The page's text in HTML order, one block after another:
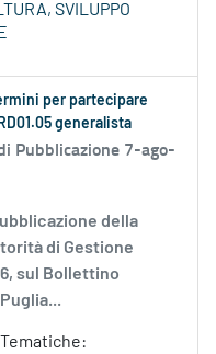
SVILUPPO
per partecipare
generalista
Pubblicazione 7-ago-
della
di Gestione
sul Bollettino